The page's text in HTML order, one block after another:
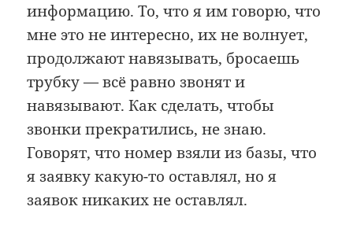
информацию. То, что я им говорю, что
мне это не интересно, их не волнует,
продолжают навязывать, бросаешь
трубку — всё равно звонят и
навязывают. Как сделать, чтобы
звонки прекратились, не знаю.
Говорят, что номер взяли из базы, что
я заявку какую-то оставлял, но я
заявок никаких не оставлял.